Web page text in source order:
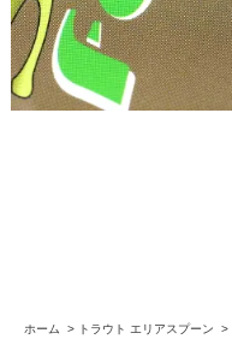
ホーム > トラウト エリアスプーン >